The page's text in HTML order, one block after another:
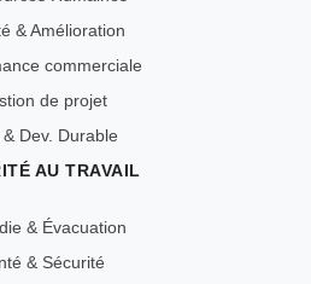
& Amélioration
commerciale
de projet
& Dev. Durable
AU TRAVAIL
& Évacuation
& Sécurité